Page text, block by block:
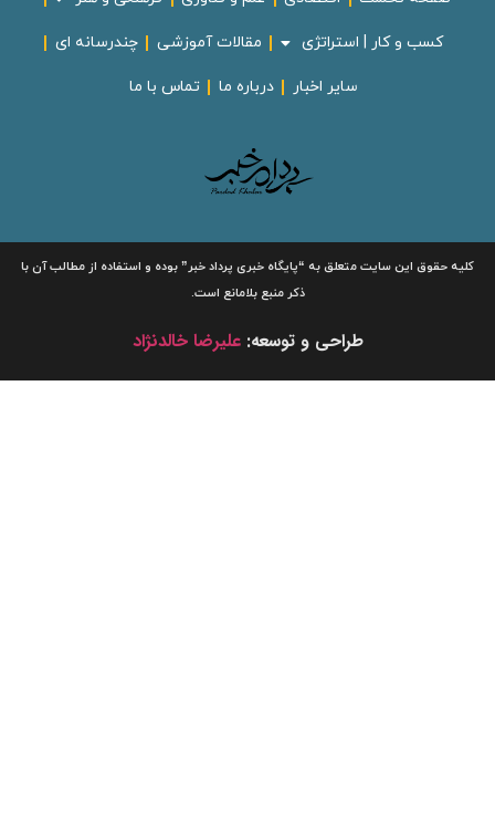
کسب و کار | استراتژی مقالات آموزشی چندرسانه ای
سایر اخبار درباره ما تماس با ما
کلیه حقوق این سایت متعلق به“پایگاه خبریپرداد خبر”بوده و استفاده از مطالب آن با
ذکر منبع بلامانع است.
طراحی و توسعه:علیرضا خالدنژاد